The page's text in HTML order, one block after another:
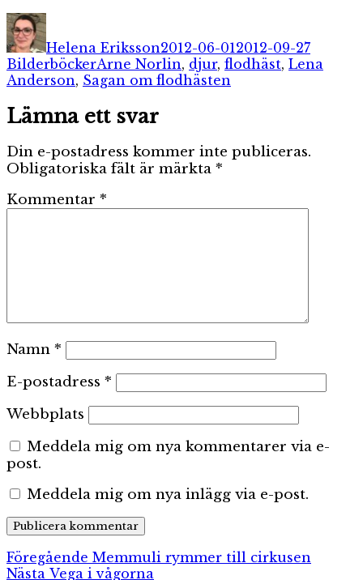
Författare
Helena Eriksson2012-06-01 2012-09-27
BilderböckerEtiketter
Arne Norlin, djur, flodhäst, Lena
Anderson, Sagan om flodhästen
Lämna ett svar
Din e-postadress kommer inte publiceras.
Obligatoriska fält är märkta *
Kommentar *
Namn *
E-postadress *
Webbplats
Meddela mig om nya kommentarer via e-
post.
Meddela mig om nya inlägg via e-post.
Inläggsnavigering
Föregående Föregående
inlägg:
Memmuli rymmer till cirkusen
Nästa Nästa
Vega i vågorna